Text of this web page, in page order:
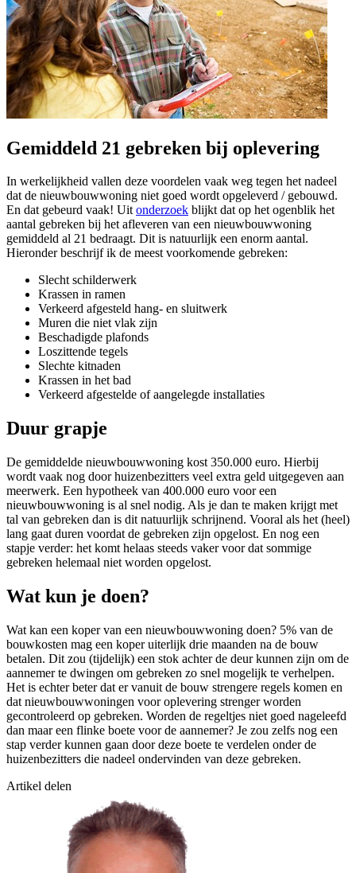
Gemiddeld 21 gebreken bij oplevering
In werkelijkheid vallen deze voordelen vaak weg tegen het nadeel
dat de nieuwbouwwoning niet goed wordt opgeleverd / gebouwd.
En dat gebeurd vaak! Uitonderzoek blijkt dat op het ogenblik het
aantal gebreken bij het afleveren van een nieuwbouwwoning
gemiddeld al 21 bedraagt. Dit is natuurlijk een enorm aantal.
Hieronder beschrijf ik de meest voorkomende gebreken:
Slecht schilderwerk
Krassen in ramen
Verkeerd afgesteld hang- en sluitwerk
Muren die niet vlak zijn
Beschadigde plafonds
Loszittende tegels
Slechte kitnaden
Krassen in het bad
Verkeerd afgestelde of aangelegde installaties
Duur grapje
De gemiddelde nieuwbouwwoning kost 350.000 euro. Hierbij
wordt vaak nog door huizenbezitters veel extra geld uitgegeven aan
meerwerk. Een hypotheek van 400.000 euro voor een
nieuwbouwwoning is al snel nodig. Als je dan te maken krijgt met
tal van gebreken dan is dit natuurlijk schrijnend. Vooral als het (heel)
lang gaat duren voordat de gebreken zijn opgelost. En nog een
stapje verder: het komt helaas steeds vaker voor dat sommige
gebreken helemaal niet worden opgelost.
Wat kun je doen?
Wat kan een koper van een nieuwbouwwoning doen? 5% van de
bouwkosten mag een koper uiterlijk drie maanden na de bouw
betalen. Dit zou (tijdelijk) een stok achter de deur kunnen zijn om de
aannemer te dwingen om gebreken zo snel mogelijk te verhelpen.
Het is echter beter dat er vanuit de bouw strengere regels komen en
dat nieuwbouwwoningen voor oplevering strenger worden
gecontroleerd op gebreken. Worden de regeltjes niet goed nageleefd
dan maar een flinke boete voor de aannemer? Je zou zelfs nog een
stap verder kunnen gaan door deze boete te verdelen onder de
huizenbezitters die nadeel ondervinden van deze gebreken.
Artikel delen